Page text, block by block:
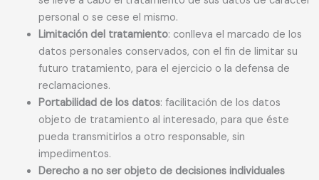
personal o se cese el mismo.
Limitación del tratamiento: conlleva el marcado de los
datos personales conservados, con el fin de limitar su
futuro tratamiento, para el ejercicio o la defensa de
reclamaciones.
Portabilidad de los datos: facilitación de los datos
objeto de tratamiento al interesado, para que éste
pueda transmitirlos a otro responsable, sin
impedimentos.
Derecho a no ser objeto de decisiones individuales